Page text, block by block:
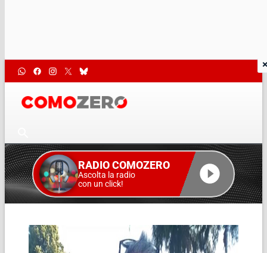
RADIO COMOZERO
Ascolta la radio
con un click!